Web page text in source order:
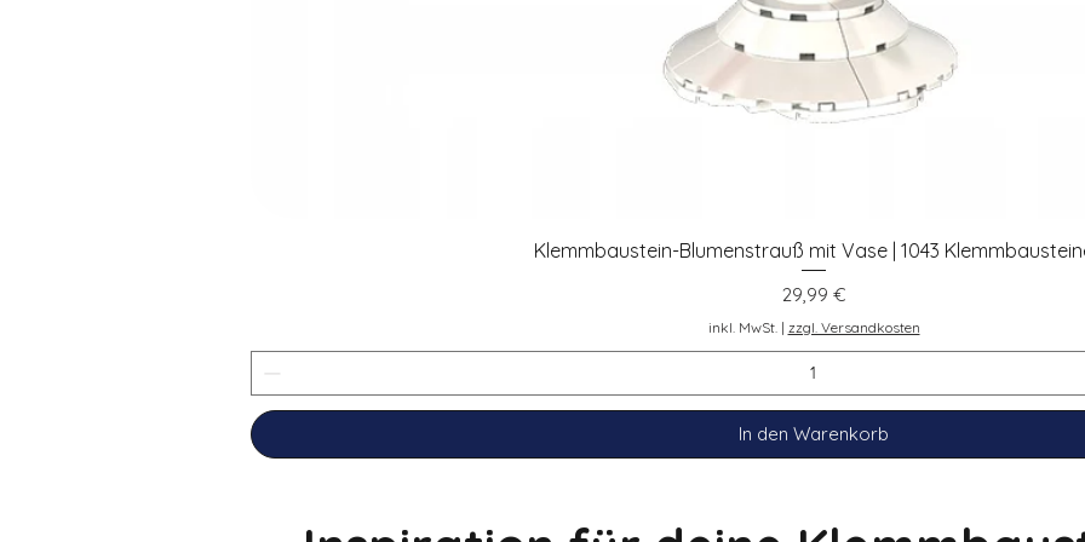
Schnellansicht
Klemmbaustein-Blumenstrauß mit Vase | 1043
Preis
29,99 €
inkl. MwSt. | zzgl. Versandkosten
In den Warenkorb